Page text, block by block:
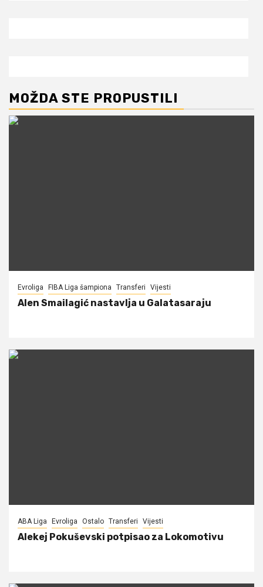
MOŽDA STE PROPUSTILI
Evroliga FIBA Liga šampiona Transferi Vijesti
Alen Smailagić nastavlja u Galatasaraju
ABA Liga Evroliga Ostalo Transferi Vijesti
Alekej Pokuševski potpisao za Lokomotivu